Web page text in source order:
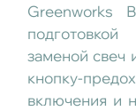
Greenworks
заменой свеч
кнопку-
включения и